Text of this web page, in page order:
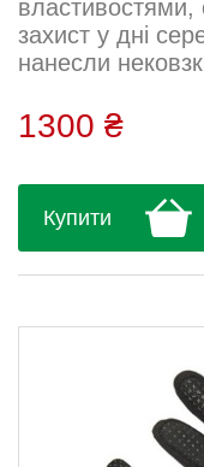
властивостями,
захист у дні
нанесли
загальну посадку
1300 ₴
Купити